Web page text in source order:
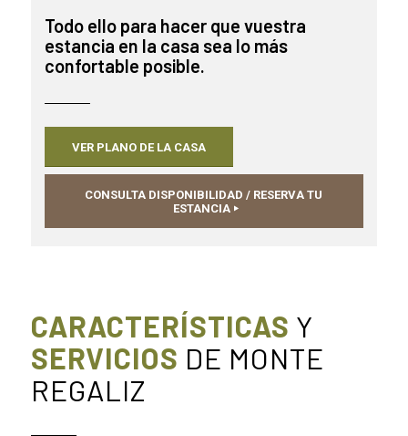
Todo ello para hacer que vuestra
estancia en la casa sea lo más
confortable posible.
VER PLANO DE LA CASA
CONSULTA DISPONIBILIDAD / RESERVA TU
ESTANCIA
CARACTERÍSTICAS Y
SERVICIOS DE MONTE
REGALIZ